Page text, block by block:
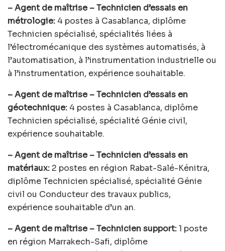
– Agent de maîtrise – Technicien d’essais en
métrologie: 4 postes à Casablanca, diplôme
Technicien spécialisé, spécialités liées à
l’électromécanique des systèmes automatisés, à
l’automatisation, à l’instrumentation industrielle ou
à l’instrumentation, expérience souhaitable.
– Agent de maîtrise – Technicien d’essais en
géotechnique: 4 postes à Casablanca, diplôme
Technicien spécialisé, spécialité Génie civil,
expérience souhaitable.
– Agent de maîtrise – Technicien d’essais en
matériaux: 2 postes en région Rabat-Salé-Kénitra,
diplôme Technicien spécialisé, spécialité Génie
civil ou Conducteur des travaux publics,
expérience souhaitable d’un an.
– Agent de maîtrise – Technicien support:1 poste
en région Marrakech-Safi, diplôme